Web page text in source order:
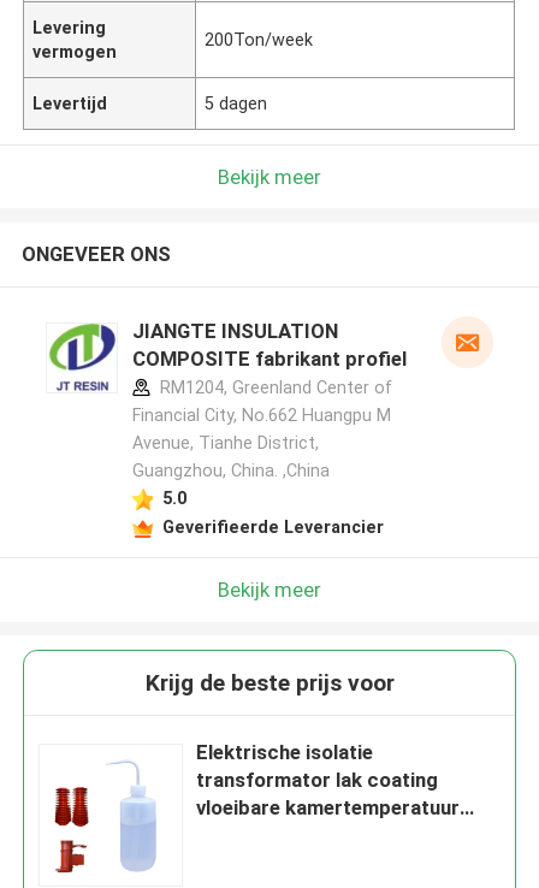
Levering
vermogen
200Ton/week
Levertijd 5 dagen
Bekijk meer
ONGEVEER ONS
JIANGTE INSULATION
COMPOSITE fabrikant profiel
RM1204, Greenland Center of
Financial City, No.662 Huangpu M
Avenue, Tianhe District,
Guangzhou, China. ,China
5.0
Geverifieerde Leverancier
Bekijk meer
Krijg de beste prijs voor
Elektrische isolatie
transformator lak coating
vloeibare kamertemperatuur